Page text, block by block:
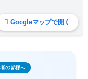
Googleマップで開く
の皆様へ